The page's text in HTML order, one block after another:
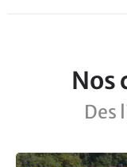
Nos
Des